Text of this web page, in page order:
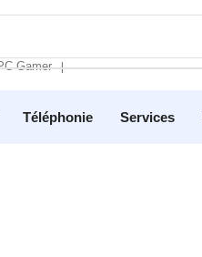
Gamer ❘
Téléphonie Services